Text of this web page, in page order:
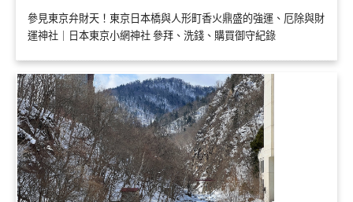
參見東京弁財天！東京日本橋與人形町香火鼎盛的強運、厄除與財
運神社｜日本東京小網神社 參拜、洗錢、購買御守紀錄